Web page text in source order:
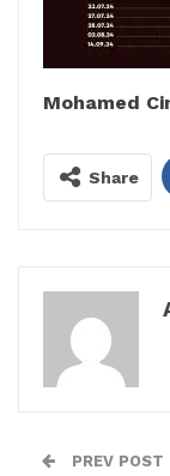
Mohamed
Share
PREV POST